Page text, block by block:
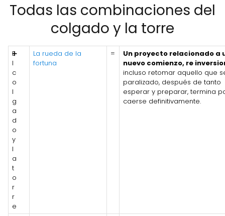
Todas las combinaciones del
colgado y la torre
E
l
c
o
l
g
a
d
o
y
l
a
t
o
r
r
e
➕
La rueda de la
fortuna
=
Un proyecto relacionado a
nuevo comienzo, re
incluso retomar aquello que
paralizado, después de tanto
esperar y preparar, termina
caerse definitivamente.